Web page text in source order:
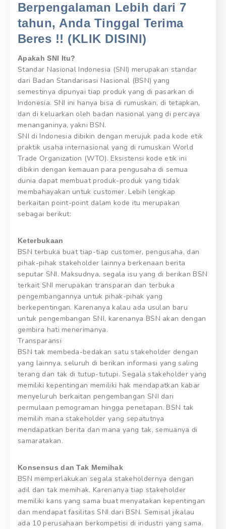
Berpengalaman Lebih dari 7
tahun, Anda Tinggal Terima
Beres !! (KLIK DISINI)
Apakah SNI Itu?
Standar Nasional Indonesia (SNI) merupakan standar
dari Badan Standarisasi Nasional (BSN) yang
semestinya dipunyai tiap produk yang di pasarkan di
Indonesia. SNI ini hanya bisa di rumuskan, di tetapkan,
dan di keluarkan oleh badan nasional yang di percaya
menanganinya, yakni BSN.
SNI di Indonesia dibikin dengan merujuk pada kode etik
praktik usaha internasional yang di rumuskan World
Trade Organization (WTO). Eksistensi kode etik ini
dibikin dengan kemauan para pengusaha di semua
dunia dapat membuat produk-produk yang tidak
membahayakan untuk customer. Lebih lengkap
berkaitan point-point dalam kode itu merupakan
sebagai berikut:
Keterbukaan
BSN terbuka buat tiap-tiap customer, pengusaha, dan
pihak-pihak stakeholder lainnya berkenaan berita
seputar SNI. Maksudnya, segala isu yang di berikan BSN
terkait SNI merupakan transparan dan terbuka
pengembangannya untuk pihak-pihak yang
berkepentingan. Karenanya kalau ada usulan baru
untuk pengembangan SNI, karenanya BSN akan dengan
gembira hati menerimanya.
Transparansi
BSN tak membeda-bedakan satu stakeholder dengan
yang lainnya, seluruh di berikan informasi yang saling
terang dan tak di tutup-tutupi. Segala stakeholder yang
memiliki kepentingan memiliki hak mendapatkan kabar
menyeluruh berkaitan pengembangan SNI dari
permulaan pemograman hingga penetapan. BSN tak
memilih mana stakeholder yang sepatutnya
mendapatkan berita dan mana yang tak, semuanya di
samaratakan.
Konsensus dan Tak Memihak
BSN memperlakukan segala stakeholdernya dengan
adil dan tak memihak. Karenanya tiap stakeholder
memiliki kans yang sama buat menyatakan kepentingan
dan mendapat fasilitas SNI dari BSN. Semisal jikalau
ada 10 perusahaan berkompetisi di industri yang sama.